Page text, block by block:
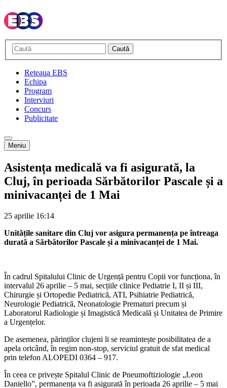
Caută
Reteaua EBS
Echipa
Program
Interviuri
Concurs
Publicitate
Meniu
Asistența medicală va fi asigurată, la
Cluj, în perioada Sărbătorilor Pascale și a
minivacanței de 1 Mai
25 aprilie 16:14
Unitățile sanitare din Cluj vor asigura permanența pe întreaga
durată a Sărbătorilor Pascale și a minivacanței de 1 Mai.
În cadrul Spitalului Clinic de Urgență pentru Copii vor funcționa, în
intervalul 26 aprilie – 5 mai, secțiile clinice Pediatrie I, II și III,
Chirurgie și Ortopedie Pediatrică, ATI, Psihiatrie Pediatrică,
Neurologie Pediatrică, Neonatologie Prematuri precum și
Laboratorul Radiologie și Imagistică Medicală și Unitatea de Primire
a Urgențelor.
De asemenea, părinților clujeni li se reamintește posibilitatea de a
apela oricând, în regim non-stop, serviciul gratuit de sfat medical
prin telefon ALOPEDI 0364 – 917.
În ceea ce privește Spitalul Clinic de Pneumoftiziologie „Leon
Daniello”, permanența va fi asigurată în perioada 26 aprilie – 5 mai